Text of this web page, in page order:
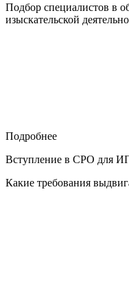
Подбор специалистов в
изыскательской
Подробнее
Вступление в СРО для
Какие требования